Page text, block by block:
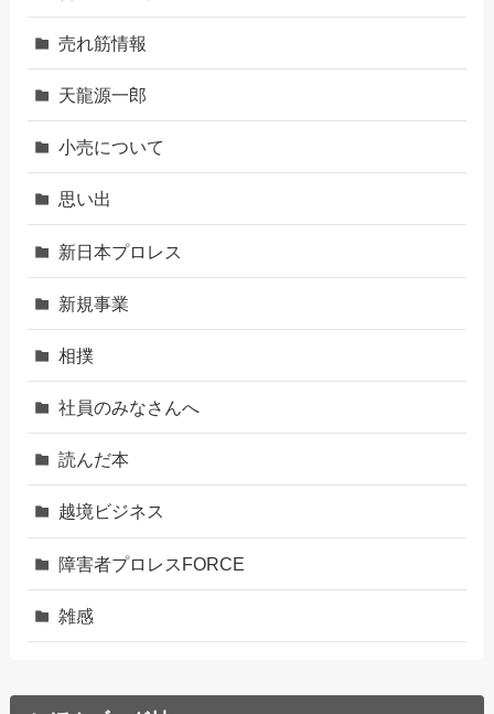
売れ筋情報
天龍源一郎
小売について
思い出
新日本プロレス
新規事業
相撲
社員のみなさんへ
読んだ本
越境ビジネス
障害者プロレスFORCE
雑感